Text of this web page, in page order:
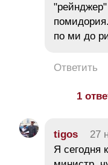
по ми до
Ответить
1
tigos 27
Я сегодня